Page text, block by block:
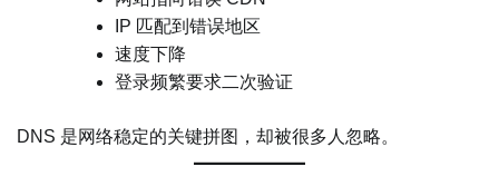
IP 匹配到错误地区
速度下降
登录频繁要求二次验证
DNS 是网络稳定的关键拼图，却被很多人忽略。